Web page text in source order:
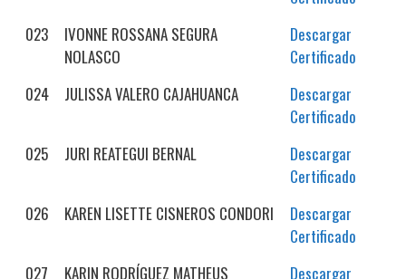
023
IVONNE ROSSANA SEGURA
NOLASCO
Descargar
Certificado
024
JULISSA VALERO CAJAHUANCA
Descargar
Certificado
025
JURI REATEGUI BERNAL
Descargar
Certificado
026
KAREN LISETTE CISNEROS CONDORI
Descargar
Certificado
027
KARIN RODRÍGUEZ MATHEUS Descargar